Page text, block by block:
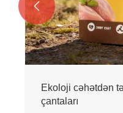
Ekoloji cəhətdən
çantaları
